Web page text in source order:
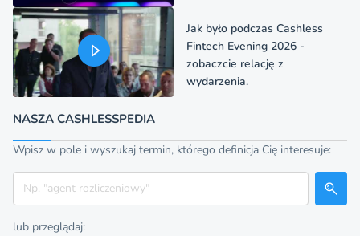
Jak było podczas Cashless
Fintech Evening 2026 -
zobaczcie relację z
wydarzenia.
NASZA CASHLESSPEDIA
Wpisz w pole i wyszukaj termin, którego definicja Cię interesuje:
Szukaj
lub przeglądaj: